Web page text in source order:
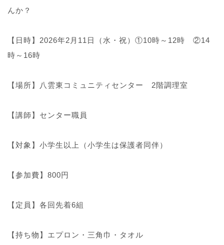
んか？
【日時】2026年2月11日（水・祝）①10時～12時 ②14
時～16時
【場所】八雲東コミュニティセンター 2階調理室
【講師】センター職員
【対象】小学生以上（小学生は保護者同伴）
【参加費】800円
【定員】各回先着6組
【持ち物】エプロン・三角巾・タオル